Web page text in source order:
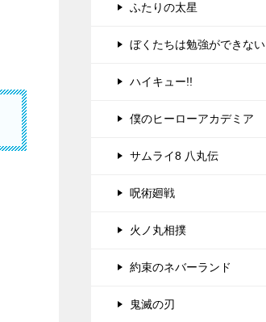
ふたりの太星
ぼくたちは勉強ができない
ハイキュー!!
僕のヒーローアカデミア
サムライ8 八丸伝
呪術廻戦
火ノ丸相撲
約束のネバーランド
鬼滅の刃